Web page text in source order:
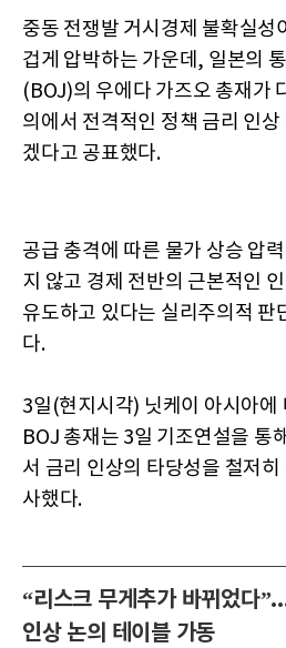
중동 전쟁발 거시경제 불확실성
겁게 압박하는 가운데, 일본의
(BOJ)의 우에다 가즈오 총재가
의에서 전격적인 정책 금리 인상
겠다고 공표했다.
공급 충격에 따른 물가 상승 압
지 않고 경제 전반의 근본적인
유도하고 있다는 실리주의적 판
다.
3일(현지시각) 닛케이 아시아에
BOJ 총재는 3일 기조연설을 통
서 금리 인상의 타당성을 철저히
사했다.
“리스크 무게추가 바뀌었다
인상 논의 테이블 가동